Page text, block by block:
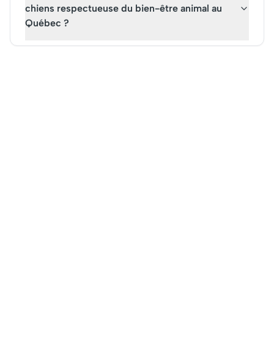
chiens respectueuse du bien-être animal au
Québec ?